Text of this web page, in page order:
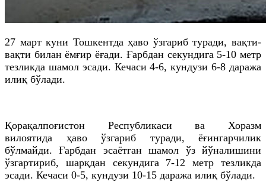
27 март куни Тошкентда ҳаво ўзгариб туради, вақти-
вақти билан ёмғир ёғади. Ғарбдан секундига 5-10 метр
тезликда шамол эсади. Кечаси 4-6, кундузи 6-8 даража
илиқ бўлади.
Қорақалпоғистон Республикаси ва Хоразм
вилоятида ҳаво ўзгариб туради, ёғингарчилик
бўлмайди. Ғарбдан эсаётган шамол ўз йўналишини
ўзгартириб, шарқдан секундига 7-12 метр тезликда
эсади. Кечаси 0-5, кундузи 10-15 даража илиқ бўлади.